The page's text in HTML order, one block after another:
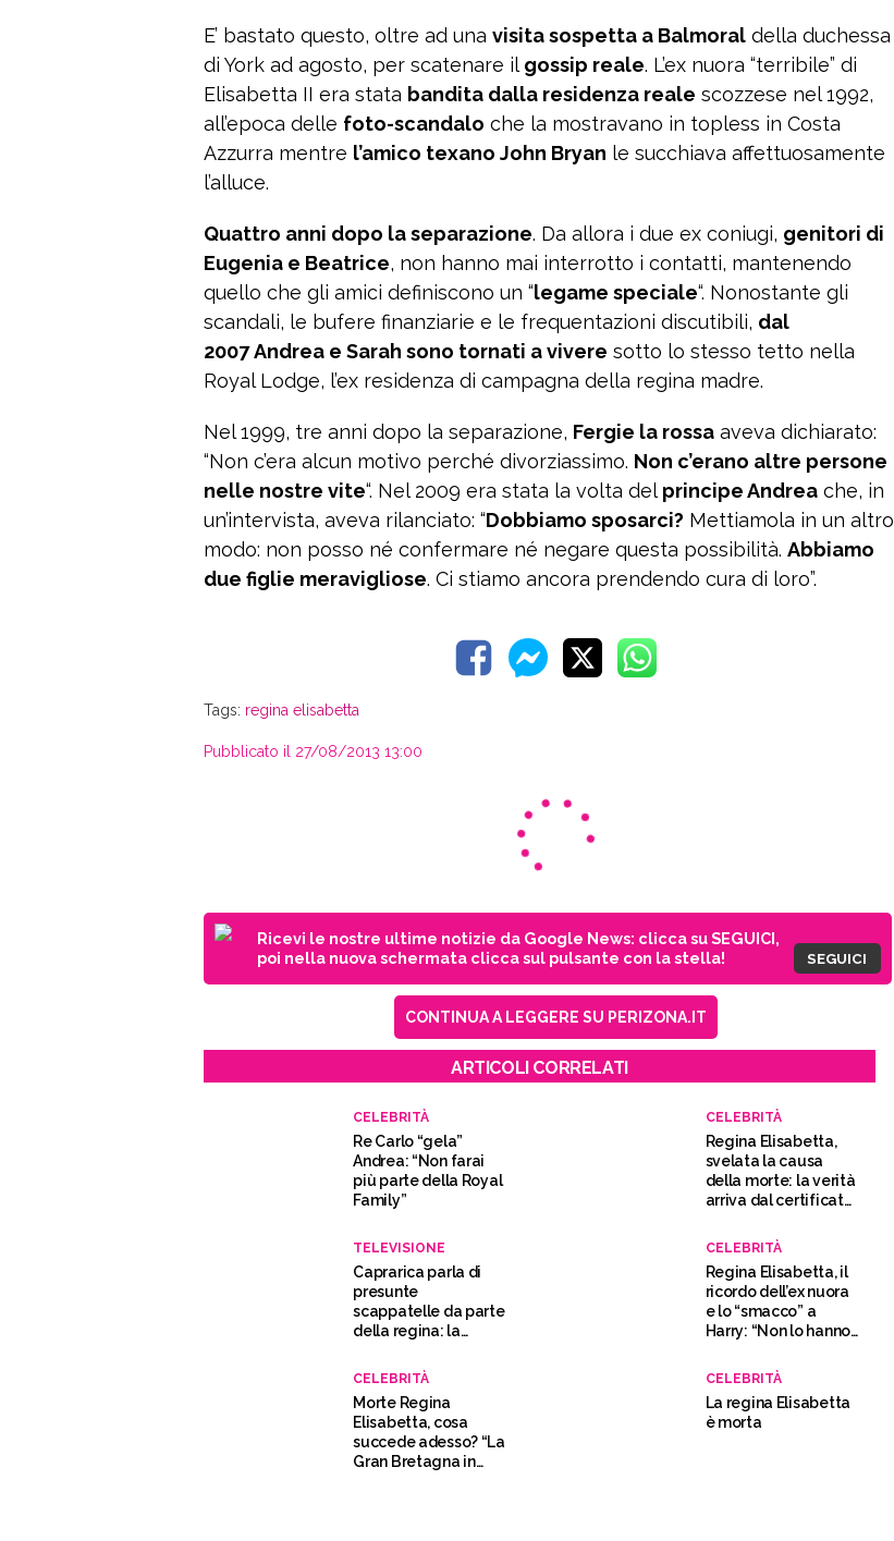
E’ bastato questo, oltre ad una visita sospetta a Balmoral della duchessa
di York ad agosto, per scatenare ilgossip reale. L’ex nuora “terribile” di
Elisabetta II era stata bandita dalla residenza reale scozzese nel 1992,
all’epoca delle foto-scandalo che la mostravano in topless in Costa
Azzurra mentre l’amico texano John Bryan le succhiava affettuosamente
l’alluce.
Quattro anni dopo la separazione. Da allora i due ex coniugi, genitori di
Eugenia e Beatrice, non hanno mai interrotto i contatti, mantenendo
quello che gli amici definiscono un “legame speciale“. Nonostante gli
scandali, le bufere finanziarie e le frequentazioni discutibili, dal
2007 Andrea e Sarah sono tornati a vivere sotto lo stesso tetto nella
Royal Lodge, l’ex residenza di campagna della regina madre.
Nel 1999, tre anni dopo la separazione, Fergie la rossa aveva dichiarato:
“Non c’era alcun motivo perché divorziassimo. Non c’erano altre persone
nelle nostre vite“. Nel 2009 era stata la volta delprincipe Andrea che, in
un’intervista, aveva rilanciato: “Dobbiamo sposarci? Mettiamola in un altro
modo: non posso né confermare né negare questa possibilità. Abbiamo
due figlie meravigliose. Ci stiamo ancora prendendo cura di loro”.
Tags: regina elisabetta
Pubblicato il 27/08/2013 13:00
Ricevi le nostre ultime notizie da Google News: clicca su SEGUICI,
poi nella nuova schermata clicca sul pulsante con la stella!
SEGUICI
CONTINUA A LEGGERE SU PERIZONA.IT
ARTICOLI CORRELATI
CELEBRITÀ
Re Carlo “gela”
Andrea: “Non farai
più parte della Royal
Family”
CELEBRITÀ
Regina Elisabetta,
svelata la causa
della morte: la verità
arriva dal certificato
TELEVISIONE
Caprarica parla di
presunte
scappatelle da parte
della regina: la
Panicucci
CELEBRITÀ
Regina Elisabetta, il
ricordo dell’ex nuora
e lo “smacco” a
Harry: “Non lo hanno
l’annuncio”
CELEBRITÀ
Morte Regina
Elisabetta, cosa
succede adesso? “La
Gran Bretagna in
CELEBRITÀ
La regina Elisabetta
è morta